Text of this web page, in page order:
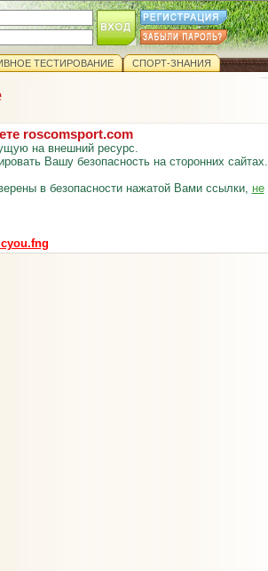
ТЕСТИРОВАНИЕ СПОРТ-ЗНАНИЯ
roscomsport.com
на внешний ресурс.
Вашу безопасность на сторонних сайтах.
в безопасности нажатой Вами ссылки, не